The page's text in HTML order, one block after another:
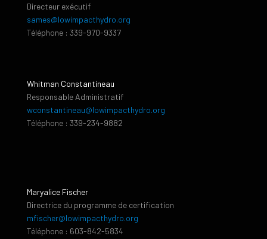
Directeur exécutif
sames@lowimpacthydro.org
Téléphone : 339-970-9337
Whitman Constantineau
Responsable Administratif
wconstantineau@lowimpacthydro.org
Téléphone : 339-234-9882
Maryalice Fischer
Directrice du programme de certification
mfischer@lowimpacthydro.org
Téléphone : 603-842-5834